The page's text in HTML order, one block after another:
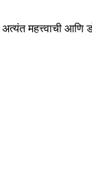
महत्त्वाची आणि